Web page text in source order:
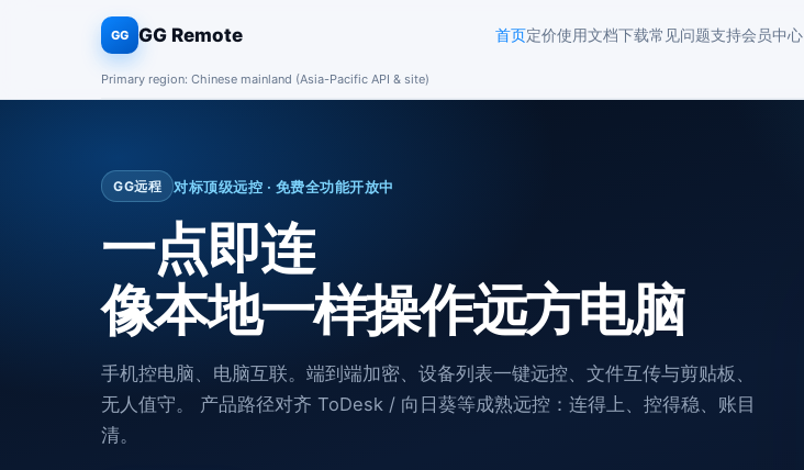
GG GG Remote 首页定价使用文档下载常见问题支持会员中心
Primary region: Chinese mainland (Asia-Pacific API & site)
GG远程 对标顶级远控 · 免费全功能开放中
一点即连
像本地一样操作远方电脑
手机控电脑、电脑互联。端到端加密、设备列表一键远控、文件互传与剪贴板、
无人值守。 产品路径对齐 ToDesk / 向日葵等成熟远控：连得上、控得稳、账目
清。